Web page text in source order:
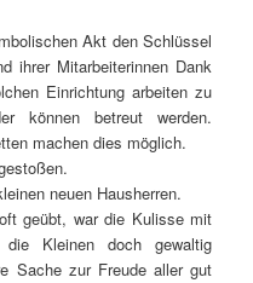
Akt den Schlüssel
ihrer Mitarbeiterinnen Dank
Einrichtung arbeiten zu
können betreut werden.
machen dies möglich.
neuen Hausherren.
geübt, war die Kulisse mit
Kleinen doch gewaltig
Sache zur Freude aller gut